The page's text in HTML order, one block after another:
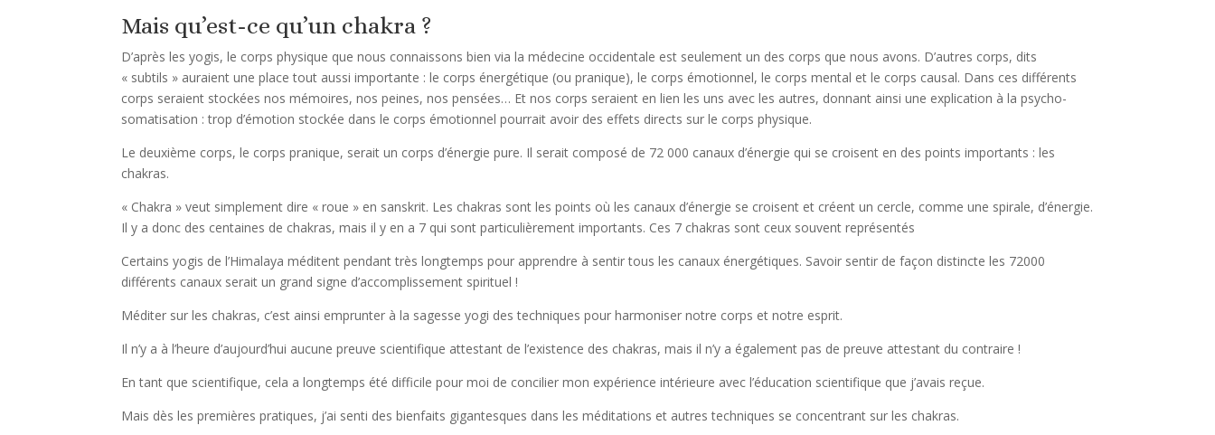
Mais qu’est-ce qu’un chakra ?
D’après les yogis, le corps physique que nous connaissons bien via la médecine occidentale est seulement un des corps que nous avons. D’autres corps, dits
« subtils » auraient une place tout aussi importante : le corps énergétique (ou pranique), le corps émotionnel, le corps mental et le corps causal. Dans ces différents
corps seraient stockées nos mémoires, nos peines, nos pensées… Et nos corps seraient en lien les uns avec les autres, donnant ainsi une explication à la psycho-
somatisation : trop d’émotion stockée dans le corps émotionnel pourrait avoir des effets directs sur le corps physique.
Le deuxième corps, le corps pranique, serait un corps d’énergie pure. Il serait composé de 72 000 canaux d’énergie qui se croisent en des points importants : les
chakras.
« Chakra » veut simplement dire « roue » en sanskrit. Les chakras sont les points où les canaux d’énergie se croisent et créent un cercle, comme une spirale, d’énergie.
Il y a donc des centaines de chakras, mais il y en a 7 qui sont particulièrement importants. Ces 7 chakras sont ceux souvent représentés
Certains yogis de l’Himalaya méditent pendant très longtemps pour apprendre à sentir tous les canaux énergétiques. Savoir sentir de façon distincte les 72000
différents canaux serait un grand signe d’accomplissement spirituel !
Méditer sur les chakras, c’est ainsi emprunter à la sagesse yogi des techniques pour harmoniser notre corps et notre esprit.
Il n’y a à l’heure d’aujourd’hui aucune preuve scientifique attestant de l’existence des chakras, mais il n’y a également pas de preuve attestant du contraire !
En tant que scientifique, cela a longtemps été difficile pour moi de concilier mon expérience intérieure avec l’éducation scientifique que j’avais reçue.
Mais dès les premières pratiques, j’ai senti des bienfaits gigantesques dans les méditations et autres techniques se concentrant sur les chakras.